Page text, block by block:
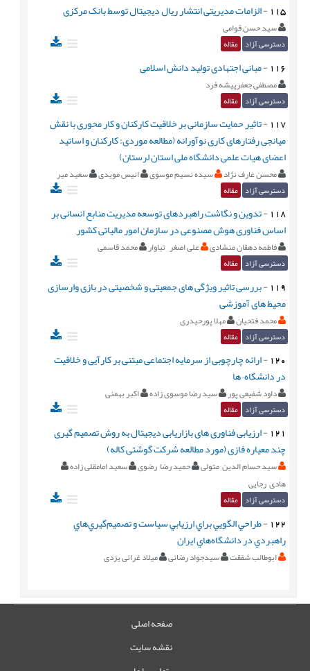
115
-الزامات مدیریتی انتشار ریال دیجیتال توسط بانک مرکزی
سید حسن قوامی
دسترسی آزاد مقاله
116
-مبانی اجتهادی تولید دانش اسلامی
مصطفی جعفرپیشه فرد
دسترسی آزاد مقاله
117
-تاثیر حمایت سازمانی بر خلاقیت کارکنان و کار محوری با نقش
میانجی رفتارهای کاری نوآورانه (مطالعه موردی: کارکنان و اساتید
اعضای هیات علمی دانشگاه ملی استان لرستان)
محسن عارف نژاد سیده نسیم موسوی انیس مویدی سعید میر
دسترسی آزاد مقاله
118
-تدوین و نگاشت راهبردهای توسعه مدیریت منابع انسانی بر
اساس فناوری هوش مصنوعی در سازمان امور مالیاتی کشور
فاطمه دهقان منشادی علی اصغر تباوار محمد قاسمی
دسترسی آزاد مقاله
119
-بررسی تاثیر ویژگی های جمعیتی و شخصیتی در بازی وارسازی
محیط های آموزشی
محمد فتحیان مهلا پورحیدری
دسترسی آزاد مقاله
120
-ارائه چارچوبی از سرمایه اجتماعی مبتنی بر کارآیی و خلاقیت
در دانشگاه¬ها
داود شفیعی پور سید رضا موسوی زاده اکبر بهمنی
دسترسی آزاد مقاله
121
-ارزیابی فناوری های بازاریابی دیجیتال به روش تصمیم گیری
چند معیاره فازی (مورد مطالعه شرکت گوشتی کاله)
سید حسام الدین متولی حمید رضا رضوی سعید امامقلی زاده
هادی رجایی
دسترسی آزاد مقاله
122
-طراحي الگويي براي ارزيابي سياست و تصميم‌گيري‌هاي
راهبردي در دانشگاه‌هاي ايران
ابوطالب شفقت سیدجواد رضائی میلاد غرائی یزدی
صفحه اصلی
نقشه سایت